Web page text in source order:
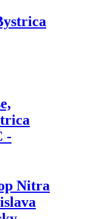
-
Nitra